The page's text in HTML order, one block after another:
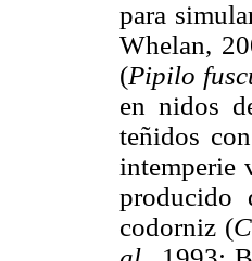
para
Whelan,
(Pipilo
en nidos
teñidos
intemperie
producido
codorniz (